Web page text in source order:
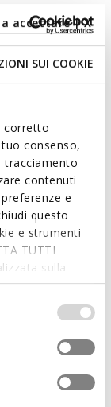
SUI COOKIE
corretto
consenso,
tracciamento
contenuti
e
questo
e strumenti
TUTTI
sulla
cookies ed
Per maggiori
momento le
accettare | X
urbanem
über einen
abgestimmten
Note.